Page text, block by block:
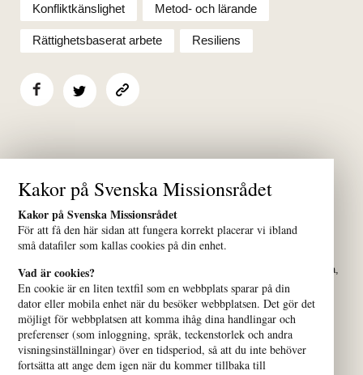
Konfliktkänslighet Metod- och lärande
Rättighetsbaserat arbete Resiliens
Vi samlar kyrkor och organisationer som verkar för alla människors
lika värde över hela världen. Vårt nätverk bidrar till att bygga fredliga,
jämlika och hållbara samhällen.
Kakor på Svenska Missionsrådet
Kakor på Svenska Missionsrådet
För att få den här sidan att fungera korrekt placerar vi ibland
små datafiler som kallas cookies på din enhet.
Vad är cookies?
En cookie är en liten textfil som en webbplats sparar på din
dator eller mobila enhet när du besöker webbplatsen. Det gör det
möjligt för webbplatsen att komma ihåg dina handlingar och
preferenser (som inloggning, språk, teckenstorlek och andra
visningsinställningar) över en tidsperiod, så att du inte behöver
fortsätta att ange dem igen när du kommer tillbaka till